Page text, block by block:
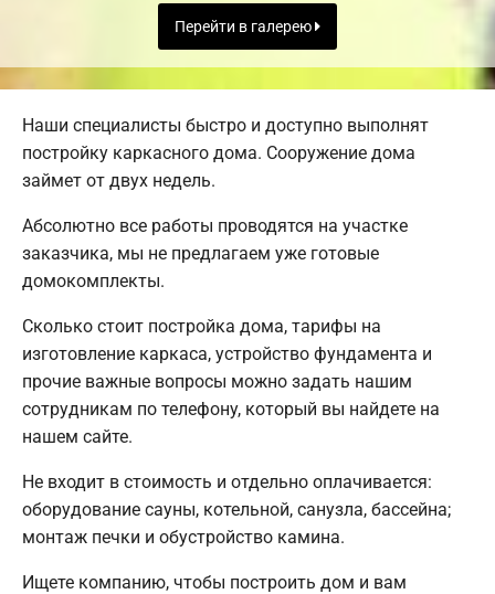
Перейти в галерею
Наши специалисты быстро и доступно выполнят
постройку каркасного дома. Сооружение дома
займет от двух недель.
Абсолютно все работы проводятся на участке
заказчика, мы не предлагаем уже готовые
домокомплекты.
Сколько стоит постройка дома, тарифы на
изготовление каркаса, устройство фундамента и
прочие важные вопросы можно задать нашим
сотрудникам по телефону, который вы найдете на
нашем сайте.
Не входит в стоимость и отдельно оплачивается:
оборудование сауны, котельной, санузла, бассейна;
монтаж печки и обустройство камина.
Ищете компанию, чтобы построить дом и вам